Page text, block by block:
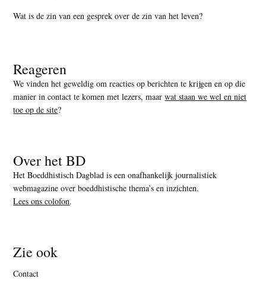
Wat is de zin van een gesprek over de zin van het leven?
Reageren
We vinden het geweldig om reacties op berichten te krijgen en op die
manier in contact te komen met lezers, maarwat staan we wel en niet
toe op de site?
Over het BD
Het Boeddhistisch Dagblad is een onafhankelijk journalistiek
webmagazine over boeddhistische thema’s en inzichten.
Lees ons colofon.
Zie ook
Contact